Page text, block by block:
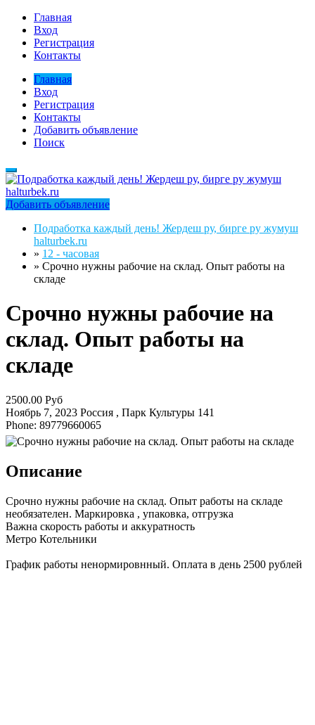
Главная
Вход
Регистрация
Контакты
Главная
Вход
Регистрация
Контакты
Добавить объявление
Поиск
Добавить объявление
Подработка каждый день! Жердеш ру, бирге ру жумуш
halturbek.ru
» 12 - часовая
» Срочно нужны рабочие на склад. Опыт работы на
складе
Срочно нужны рабочие на
склад. Опыт работы на
складе
2500.00 Руб
Ноябрь 7, 2023 Россия , Парк Культуры 141
Phone: 89779660065
Описание
Срочно нужны рабочие на склад. Опыт работы на складе
необязателен. Маркировка , упаковка, отгрузка
Важна скорость работы и аккуратность
Метро Котельники
График работы ненормировнный. Оплата в день 2500 рублей